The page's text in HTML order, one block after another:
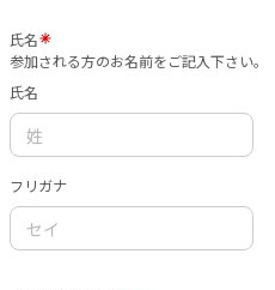
氏名
参加される方のお名前をご記入下さい。
氏名
フリガナ